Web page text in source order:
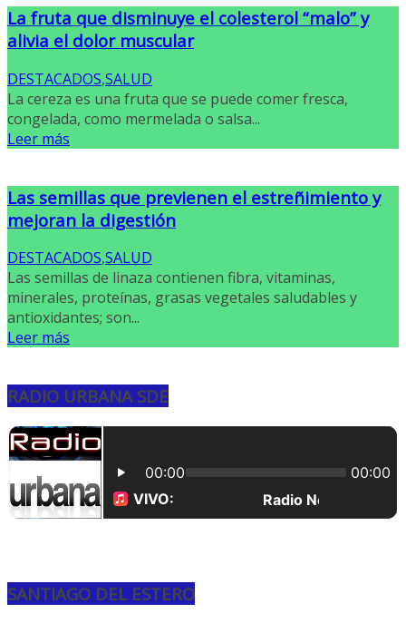
La fruta que disminuye el colesterol “malo” y
alivia el dolor muscular
DESTACADOS,SALUD
La cereza es una fruta que se puede comer fresca,
congelada, como mermelada o salsa...
Leer más
Las semillas que previenen el estreñimiento y
mejoran la digestión
DESTACADOS,SALUD
Las semillas de linaza contienen fibra, vitaminas,
minerales, proteínas, grasas vegetales saludables y
antioxidantes; son...
Leer más
RADIO URBANA SDE
SANTIAGO DEL ESTERO